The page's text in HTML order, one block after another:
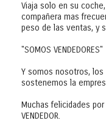
Viaja solo en su
compañera mas
peso de las ventas, y
"SOMOS VENDEDORES"
Y somos nosotros,
sostenemos la
Muchas felicidades
VENDEDOR.